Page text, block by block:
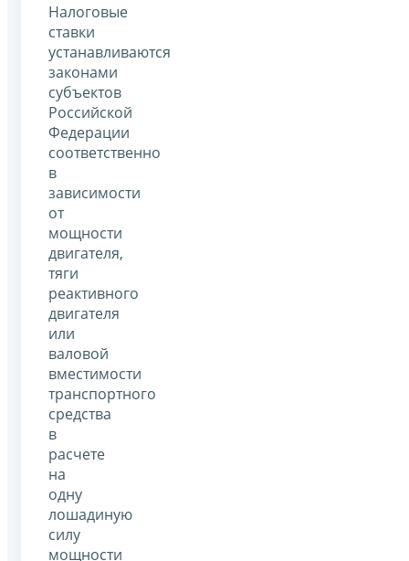
Налоговые
ставки
устанавливаются
законами
субъектов
Российской
Федерации
соответственно
в
зависимости
от
мощности
двигателя,
тяги
реактивного
двигателя
или
валовой
вместимости
транспортного
средства
в
расчете
на
одну
лошадиную
силу
мощности